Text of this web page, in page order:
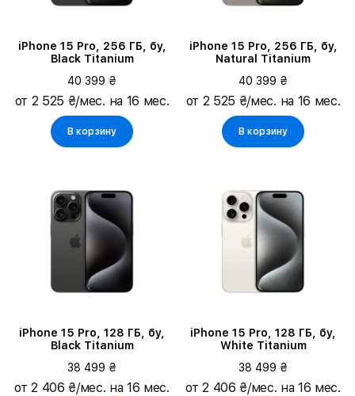
iPhone 15 Pro, 256 ГБ, бу,
Black Titanium
40 399 ₴
от 2 525 ₴/мес. на 16 мес.
В корзину
iPhone 15 Pro, 256 ГБ, бу,
Natural Titanium
40 399 ₴
от 2 525 ₴/мес. на 16 мес.
В корзину
iPhone 15 Pro, 128 ГБ, бу,
Black Titanium
38 499 ₴
от 2 406 ₴/мес. на 16 мес.
iPhone 15 Pro, 128 ГБ, бу,
White Titanium
38 499 ₴
от 2 406 ₴/мес. на 16 мес.